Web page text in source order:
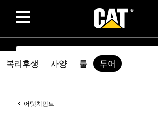
SEARCH
어탯치먼트
복리후생 사양 툴 투어